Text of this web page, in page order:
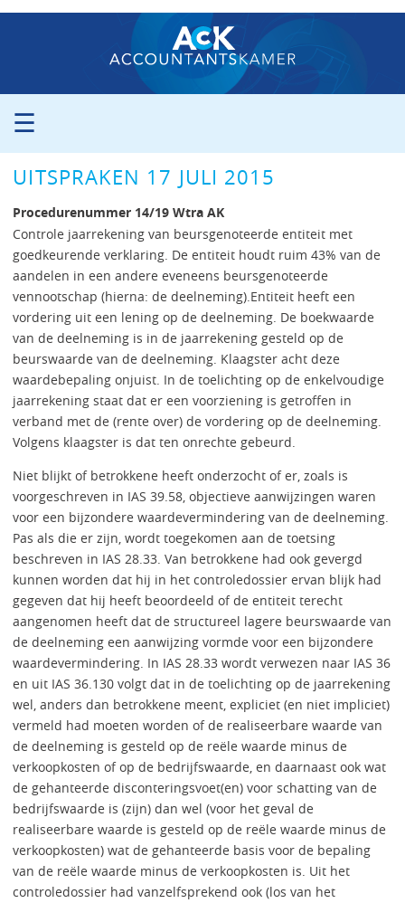
☰
ORGANISATIE
PROCEDURE
PERS
PUBLICATIES
UITSPRAKEN
ZITTINGSAGENDA
CONTACT
UITSPRAKEN 17 JULI 2015
Procedurenummer 14/19 Wtra AK
Controle jaarrekening van beursgenoteerde entiteit met
goedkeurende verklaring. De entiteit houdt ruim 43% van de
aandelen in een andere eveneens beursgenoteerde
vennootschap (hierna: de deelneming).Entiteit heeft een
vordering uit een lening op de deelneming. De boekwaarde
van de deelneming is in de jaarrekening gesteld op de
beurswaarde van de deelneming. Klaagster acht deze
waardebepaling onjuist. In de toelichting op de enkelvoudige
jaarrekening staat dat er een voorziening is getroffen in
verband met de (rente over) de vordering op de deelneming.
Volgens klaagster is dat ten onrechte gebeurd.
Niet blijkt of betrokkene heeft onderzocht of er, zoals is
voorgeschreven in IAS 39.58, objectieve aanwijzingen waren
voor een bijzondere waardevermindering van de deelneming.
Pas als die er zijn, wordt toegekomen aan de toetsing
beschreven in IAS 28.33. Van betrokkene had ook gevergd
kunnen worden dat hij in het controledossier ervan blijk had
gegeven dat hij heeft beoordeeld of de entiteit terecht
aangenomen heeft dat de structureel lagere beurswaarde van
de deelneming een aanwijzing vormde voor een bijzondere
waardevermindering. In IAS 28.33 wordt verwezen naar IAS 36
en uit IAS 36.130 volgt dat in de toelichting op de jaarrekening
wel, anders dan betrokkene meent, expliciet (en niet impliciet)
vermeld had moeten worden of de realiseerbare waarde van
de deelneming is gesteld op de reële waarde minus de
verkoopkosten of op de bedrijfswaarde, en daarnaast ook wat
de gehanteerde disconteringsvoet(en) voor schatting van de
bedrijfswaarde is (zijn) dan wel (voor het geval de
realiseerbare waarde is gesteld op de reële waarde minus de
verkoopkosten) wat de gehanteerde basis voor de bepaling
van de reële waarde minus de verkoopkosten is. Uit het
controledossier had vanzelfsprekend ook (los van het